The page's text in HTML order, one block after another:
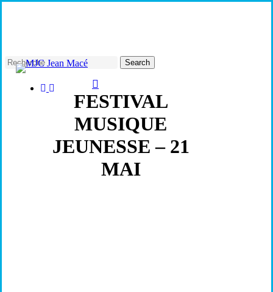
facebook
instagram
Search
FESTIVAL
MUSIQUE
JEUNESSE – 21
MAI